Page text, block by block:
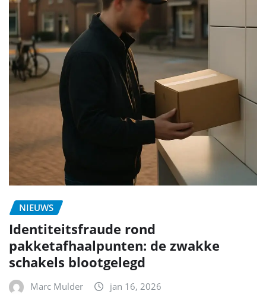
NIEUWS
Identiteitsfraude rond
pakketafhaalpunten: de zwakke
schakels blootgelegd
Marc Mulder jan 16, 2026